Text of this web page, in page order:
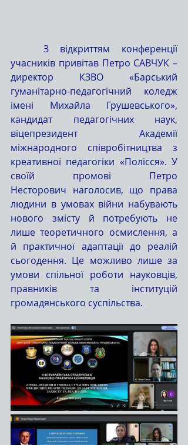
учасників привітав Петро САВЧУК –
директор КЗВО «Барський
гуманітарно-педагогічний коледж
імені Михайла Грушевського»,
кандидат педагогічних наук,
віцепрезидент Академії
міжнародного співробітництва з
креативної педагогіки «Полісся». У
своїй промові Петро
Несторович наголосив, що права
людини в умовах війни набувають
нового змісту й потребують не
лише теоретичного осмислення, а
й практичної адаптації до реалій
сьогодення. Це можливо лише за
умови спільної роботи науковців,
правників та інституцій
громадянського суспільства.